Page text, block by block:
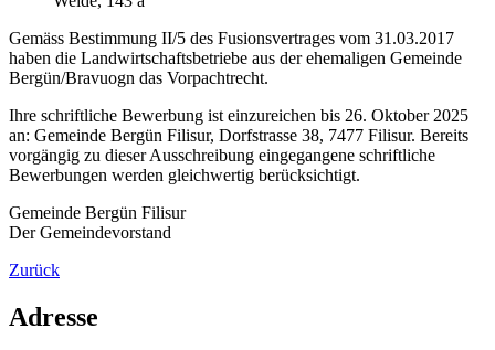
Gemäss Bestimmung II/5 des Fusionsvertrages vom 31.03.2017
haben die Landwirtschaftsbetriebe aus der ehemaligen Gemeinde
Bergün/Bravuogn das Vorpachtrecht.
Ihre schriftliche Bewerbung ist einzureichen bis 26. Oktober 2025
an: Gemeinde Bergün Filisur, Dorfstrasse 38, 7477 Filisur. Bereits
vorgängig zu dieser Ausschreibung eingegangene schriftliche
Bewerbungen werden gleichwertig berücksichtigt.
Gemeinde Bergün Filisur
Der Gemeindevorstand
Zurück
Adresse